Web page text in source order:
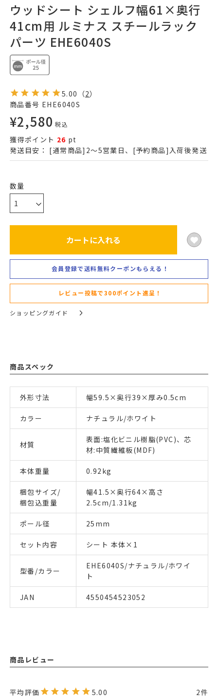
ウッドシート シェルフ幅61×奥行
41cm用 ルミナス スチールラック
パーツ EHE6040S
5.00 （2）
商品番号 EHE6040S
¥2,580 税込
獲得ポイント 26 pt
発送目安： [通常商品]2～5営業日、[予約商品]入荷後発送
カートに入れる
会員登録で送料無料クーポンもらえる！
レビュー投稿で300ポイント進呈！
ショッピングガイド
商品スペック
外形寸法 幅59.5×奥行39×厚み0.5cm
カラー ナチュラル/ホワイト
材質
表面:塩化ビニル樹脂(PVC)、芯
材:中質繊維板(MDF)
本体重量 0.92kg
梱包サイズ/
梱包込重量
幅41.5×奥行64×高さ
2.5cm/1.31kg
ポール径 25mm
セット内容 シート 本体×1
型番/カラー
EHE6040S/ナチュラル/ホワイ
ト
JAN 4550454523052
商品レビュー
5.00 2